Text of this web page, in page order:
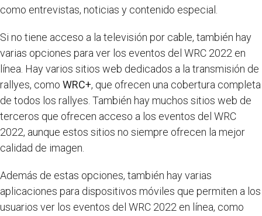
como entrevistas, noticias y contenido especial.
Si no tiene acceso a la televisión por cable, también hay
varias opciones para ver los eventos del WRC 2022 en
línea. Hay varios sitios web dedicados a la transmisión de
rallyes, como WRC+, que ofrecen una cobertura completa
de todos los rallyes. También hay muchos sitios web de
terceros que ofrecen acceso a los eventos del WRC
2022, aunque estos sitios no siempre ofrecen la mejor
calidad de imagen.
Además de estas opciones, también hay varias
aplicaciones para dispositivos móviles que permiten a los
usuarios ver los eventos del WRC 2022 en línea, como